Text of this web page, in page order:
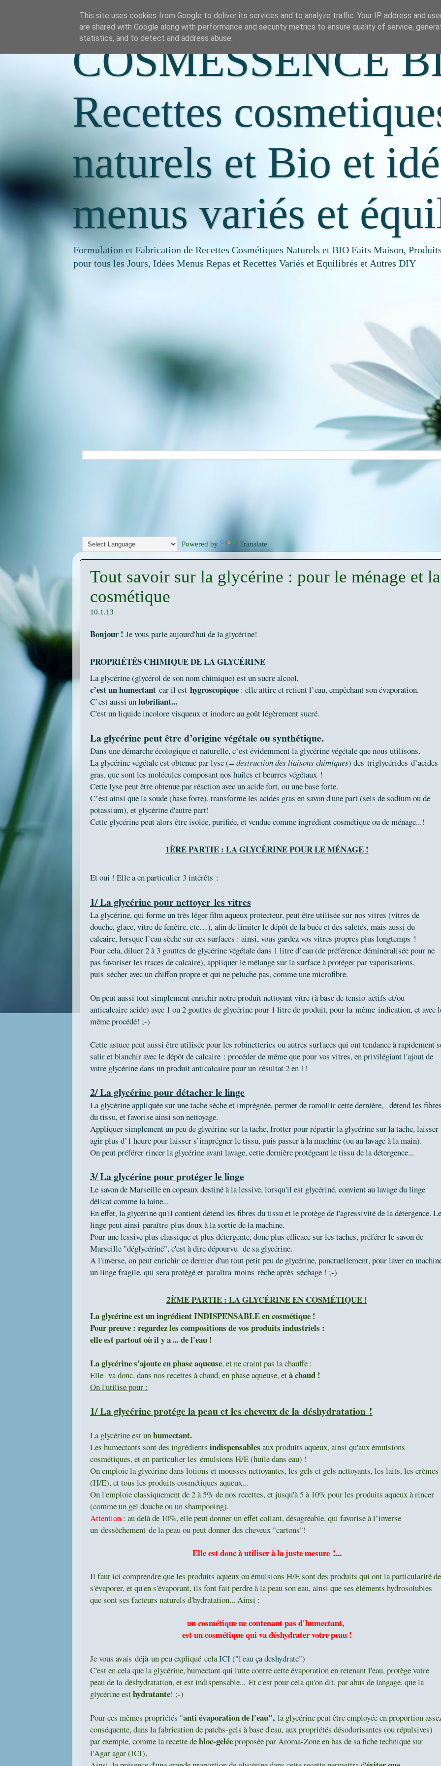
COSMESSENCE
Recettes
naturels et Bio et
menus variés et
Formulation et Fabrication de Recettes Cosmétiques Naturels et BIO Faits Maison,
pour tous les Jours, Idées Menus Repas et Recettes Variés et Equilibrés et Autres DIY
Powered by Translate
Tout savoir sur la glycérine : pour le ménage et la
cosmétique
10.1.13
Bonjour ! Je vous parle aujourd'hui de la glycérine!
PROPRIÉTÉS CHIMIQUE DE LA GLYCÉRINE
La glycérine (glycérol de son nom chimique) est un sucre alcool,
c’est un humectant car il est hygroscopique : elle attire et retient l’eau, empêchant son évaporation.
C’est aussi unlubrifiant...
C'est un liquide incolore visqueux et inodore au goût légèrement sucré.
La glycérine peut être d’origine végétale ou synthétique.
Dans une démarche écologique et naturelle, c’est évidemment la glycérine végétale que nous utilisons.
La glycérine végétale est obtenue par lyse (= destruction des liaisons chimiques) des triglycérides d’acides
gras, que sont les molécules composant nos huiles et beurres végétaux !
Cette lyse peut être obtenue par réaction avec un acide fort, ou une base forte.
C’est ainsi que la soude (base forte), transforme les acides gras en savon d'une part (sels de sodium ou de
potassium), et glycérine d'autre part!
Cette glycérine peut alors être isolée, purifiée, et vendue comme ingrédient cosmétique ou de ménage...!
1ÈRE PARTIE : LA GLYCÉRINE POUR LE MÉNAGE !
Et oui ! Elle a en particulier 3 intérêts :
1/ La glycérine pour nettoyer les vitres
La glycérine, qui forme un très léger film aqueux protecteur, peut être utilisée sur nos vitres (vitres de
douche, glace, vitre de fenêtre, etc…), afin de limiter le dépôt de la buée et des saletés, mais aussi du
calcaire, lorsque l’eau sèche sur ces surfaces : ainsi, vous gardez vos vitres propres plus longtemps !
Pour cela, diluer 2 à 3 gouttes de glycérine végétale dans 1 litre d’eau (de préférence déminéralisée pour ne
pas favoriser les traces de calcaire), appliquer le mélange sur la surface à protéger par vaporisations,
puis sécher avec un chiffon propre et qui ne peluche pas, comme une microfibre.
On peut aussi tout simplement enrichir notre produit nettoyant vitre (à base de tensio-actifs et/ou
anticalcaire acide) avec 1 ou 2 gouttes de glycérine pour 1 litre de produit, pour la même indication, et avec
même procédé! ;-)
Cette astuce peut aussi être utilisée pour les robinetteries ou autres surfaces qui ont tendance à rapidement
salir et blanchir avec le dépôt de calcaire : procéder de même que pour vos vitres, en privilégiant l'ajout de
votre glycérine dans un produit anticalcaire pour un résultat 2 en 1!
2/ La glycérine pour détacher le linge
La glycérine appliquée sur une tache sèche et imprégnée, permet de ramollir cette dernière, détend les
du tissu, et favorise ainsi son nettoyage.
Appliquer simplement un peu de glycérine sur la tache, frotter pour répartir la glycérine sur la tache, laisser
agir plus d’1 heure pour laisser s’imprégner le tissu, puis passer à la machine (ou au lavage à la main).
On peut préférer rincer la glycérine avant lavage, cette dernière protégeant le tissu de la détergence...
3/ La glycérine pour protéger le linge
Le savon de Marseille en copeaux destiné à la lessive, lorsqu'il est glycériné, convient au lavage du linge
délicat comme la laine...
En effet, la glycérine qu'il contient détend les fibres du tissu et le protège de l'agressivité de la détergence. Le
linge peut ainsi paraître plus doux à la sortie de la machine.
Pour une lessive plus classique et plus détergente, donc plus efficace sur les taches, préférer le savon de
Marseille "déglycériné", c'est à dire dépourvu de sa glycérine.
A l'inverse, on peut enrichir ce dernier d'un tout petit peu de glycérine, ponctuellement, pour laver en
un linge fragile, qui sera protégé et paraîtra moins rêche après séchage ! ;-)
2ÈME PARTIE : LA GLYCÉRINE EN COSMÉTIQUE !
La glycérine est un ingrédient INDISPENSABLE en cosmétique !
Pour preuve : regardez les compositions de vos produits industriels :
elle est partout où il y a ... de l'eau !
La glycérine s'ajoute en phase aqueuse, et ne craint pas la chauffe :
Elle va donc, dans nos recettes à chaud, en phase aqueuse, età chaud !
On l'utilise pour :
1/ La glycérine protége la peau et les cheveuxde la déshydratation !
La glycérine est unhumectant.
Les humectants sont des ingrédients indispensables aux produits aqueux, ainsi qu'aux émulsions
cosmétiques, et en particulier les émulsions H/E (huile dans eau) !
On emploie la glycérine dans lotions et mousses nettoyantes, les gels et gels nettoyants, les laits, les crèmes
(H/E), et tous les produits cosmétiques aqueux...
On l'emploie classiquement de 2 à 5% de nos recettes, et jusqu'à 5 à 10% pour les produits aqueux à rincer
(comme un gel douche ou un shampooing).
Attention : au delà de 10%, elle peut donner un effet collant, désagréable, qui favorise à l’inverse
un dessèchement de la peau ou peut donner des cheveux "cartons"!
Elle est donc à utiliser à la juste mesure !...
Il faut ici comprendre que les produits aqueux ou émulsions H/E sont des produits qui ont la particularité de
s'évaporer, et qu'en s'évaporant, ils font fait perdre à la peau son eau, ainsi que ses éléments hydrosolubles
que sont ses facteurs naturels d'hydratation... Ainsi :
un cosmétique ne contenant pas d'humectant,
est un cosmétique qui va déshydrater votre peau !
Je vous avais déjà un peu expliqué celaICI ("l'eau ça deshydrate")
C'est en cela que la glycérine, humectant qui lutte contre cette évaporation en retenant l'eau, protège votre
peau de la déshydratation, et est indispensable... Et c'est pour cela qu'on dit, par abus de langage, que la
glycérine esthydratante! ;-)
Pour ces mêmes propriétés "anti évaporation de l'eau", la glycérine peut être employée en proportion
conséquente, dans la fabrication de patchs-gels à base d'eau, aux propriétés désodorisantes (ou répulsives)
par exemple, comme la recette debloc-geléeproposée par Aroma-Zone en bas de sa fiche techniquesur
l'Agar agar (ICI).
This site uses cookies from Google to deliver its services and to analyze traffic. Your IP address and
are shared with Google along with performance and security metrics to ensure quality of service,
statistics, and to detect and address abuse.